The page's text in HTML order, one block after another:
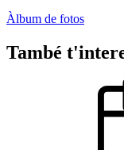
Àlbum de fotos
També